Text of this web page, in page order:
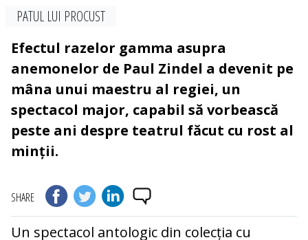
PATUL LUI PROCUST
Efectul razelor gamma asupra
anemonelor de Paul Zindel a devenit pe
mâna unui maestru al regiei, un
spectacol major, capabil să vorbească
peste ani despre teatrul făcut cu rost al
minții.
SHARE
Un spectacol antologic din colecția cu